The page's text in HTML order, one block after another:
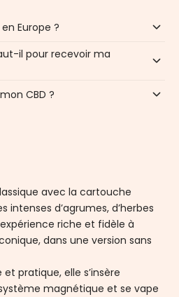
Europe ?
il pour recevoir ma
CBD ?
avec la cartouche
intenses d’agrumes, d’herbes
riche et fidèle à
dans une version sans
pratique, elle s’insère
magnétique et se vape